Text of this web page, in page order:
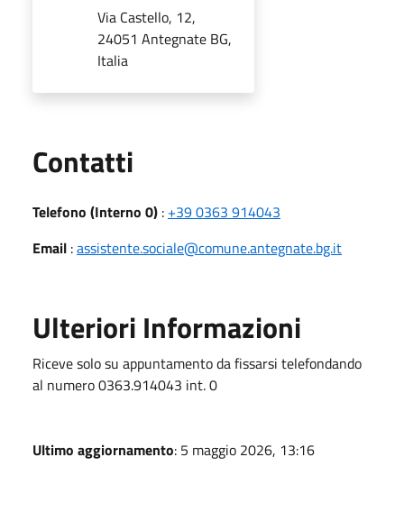
Via Castello, 12,
24051 Antegnate BG,
Italia
Contatti
Telefono (Interno 0) : +39 0363 914043
Email :assistente.sociale@comune.antegnate.bg.it
Ulteriori Informazioni
Riceve solo su appuntamento da fissarsi telefondando
al numero 0363.914043 int. 0
Ultimo aggiornamento: 5 maggio 2026, 13:16